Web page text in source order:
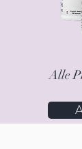
Alle